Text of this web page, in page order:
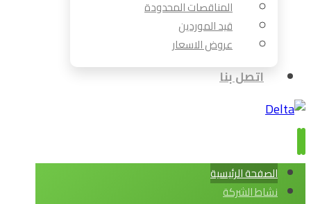
المناقصات المحدودة
قيد الموردين
عروض الاسعار
اتصل بنا
الصفحة الرئيسية
نشاط الشركة